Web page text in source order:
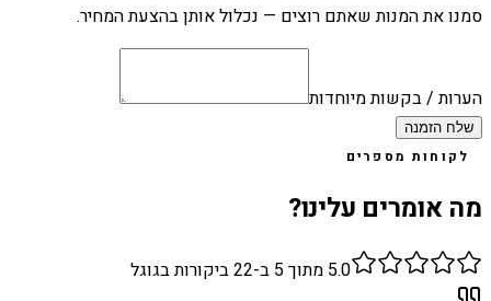
סמנו את המנות שאתם רוצים — נכלול אותן בהצעת המחיר.
הערות / בקשות מיוחדות
שלח הזמנה
לקוחות מספרים
מה אומרים עלינו?
5.0 מתוך 5 ב- 22ביקורות בגוגל